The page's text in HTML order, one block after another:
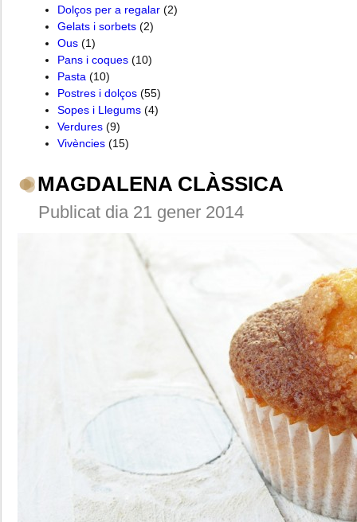
Dolços per a regalar (2)
Gelats i sorbets (2)
Ous (1)
Pans i coques (10)
Pasta (10)
Postres i dolços (55)
Sopes i Llegums (4)
Verdures (9)
Vivències (15)
MAGDALENA CLÀSSICA
Publicat dia 21 gener 2014